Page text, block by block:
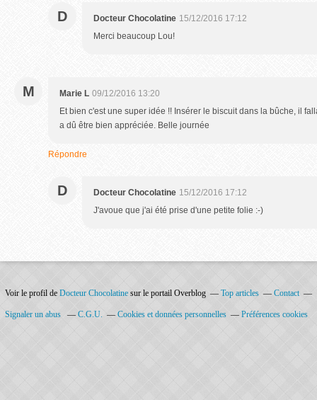
D Docteur Chocolatine 15/12/2016 17:12
Merci beaucoup Lou!
M Marie L 09/12/2016 13:20
Et bien c'est une super idée !! Insérer le biscuit dans la bûche, il
a dû être bien appréciée. Belle journée
Répondre
D Docteur Chocolatine 15/12/2016 17:12
J'avoue que j'ai été prise d'une petite folie :-)
Voir le profil de Docteur Chocolatine sur le portail Overblog Top articles Contact
Signaler un abus C.G.U. Cookies et données personnelles Préférences cookies